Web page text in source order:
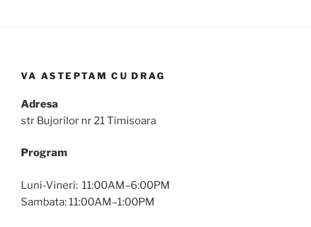
VA ASTEPTAM CU DRAG
Adresa
str Bujorilor nr 21 Timisoara
Program
Luni-Vineri: 11:00AM–6:00PM
Sambata: 11:00AM–1:00PM